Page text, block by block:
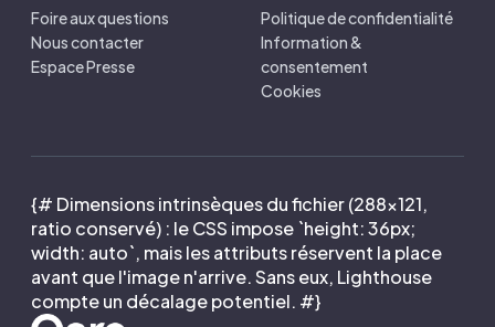
Foire aux questions
Nous contacter
Espace Presse
Politique de confidentialité
Information &
consentement
Cookies
{# Dimensions intrinsèques du fichier (288×121,
ratio conservé) : le CSS impose `height: 36px;
width: auto`, mais les attributs réservent la place
avant que l'image n'arrive. Sans eux, Lighthouse
compte un décalage potentiel. #}